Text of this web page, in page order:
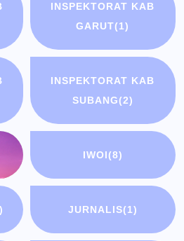
INSPEKTORAT KAB
GARUT(1)
INSPEKTORAT KAB
SUBANG(2)
IWOI(8)
JURNALIS(1)